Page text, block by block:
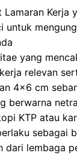
Lamaran Kerja
untuk
yang
relevan
4×6 cm
berwarna
KTP atau
sebagai
dari lembaga